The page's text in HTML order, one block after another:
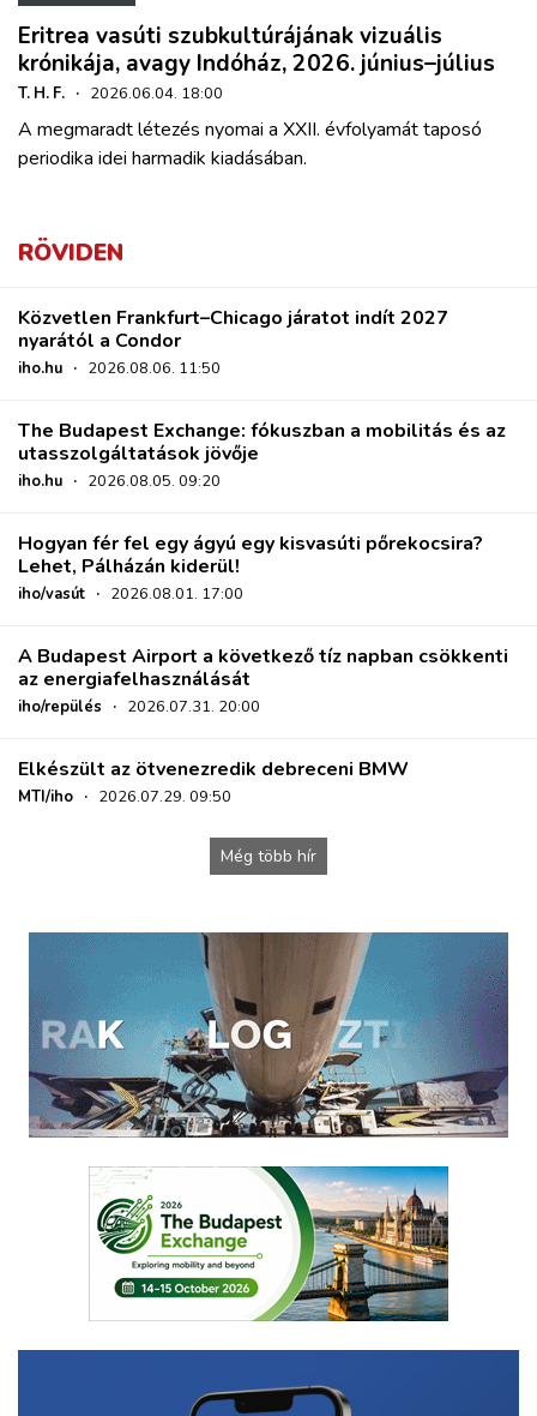
Eritrea vasúti szubkultúrájának vizuális
krónikája, avagy Indóház, 2026. június–július
T. H. F. · 2026.06.04. 18:00
A megmaradt létezés nyomai a XXII. évfolyamát taposó
periodika idei harmadik kiadásában.
RÖVIDEN
Közvetlen Frankfurt–Chicago járatot indít 2027
nyarától a Condor
iho.hu · 2026.08.06. 11:50
The Budapest Exchange: fókuszban a mobilitás és az
utasszolgáltatások jövője
iho.hu · 2026.08.05. 09:20
Hogyan fér fel egy ágyú egy kisvasúti pőrekocsira?
Lehet, Pálházán kiderül!
iho/vasút · 2026.08.01. 17:00
A Budapest Airport a következő tíz napban csökkenti
az energiafelhasználását
iho/repülés · 2026.07.31. 20:00
Elkészült az ötvenezredik debreceni BMW
MTI/iho · 2026.07.29. 09:50
Még több hír